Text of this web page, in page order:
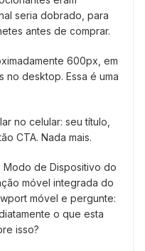
seria dobrado, para
antes de comprar.
600px, em
no desktop. Essa é uma
no celular: seu título,
CTA. Nada mais.
de Dispositivo do
móvel integrada do
móvel e pergunte:
o que esta
isso?